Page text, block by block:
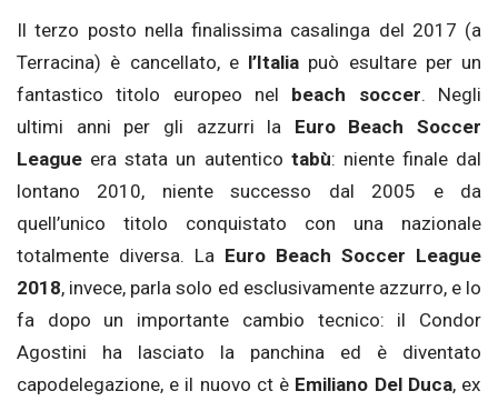
Il terzo posto nella finalissima casalinga del 2017 (a
Terracina) è cancellato, e l’Italia può esultare per un
fantastico titolo europeo nel beach soccer. Negli
ultimi anni per gli azzurri la Euro Beach Soccer
League era stata un autentico tabù: niente finale dal
lontano 2010, niente successo dal 2005 e da
quell’unico titolo conquistato con una nazionale
totalmente diversa. La Euro Beach Soccer League
2018, invece, parla solo ed esclusivamente azzurro, e lo
fa dopo un importante cambio tecnico: il Condor
Agostini ha lasciato la panchina ed è diventato
capodelegazione, e il nuovo ct è Emiliano Del Duca, ex